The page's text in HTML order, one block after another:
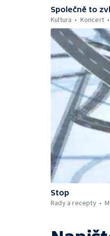
Společně to
Kultura
Koncert
Stop
Rady a recepty